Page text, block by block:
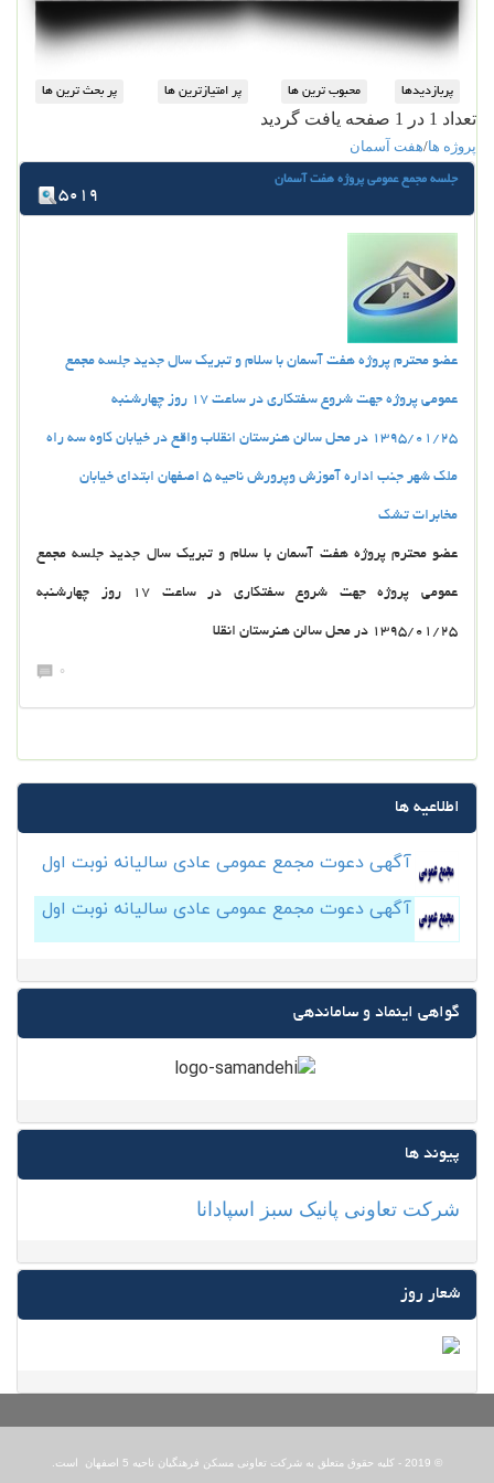
تعداد 1 در 1 صفحه یافت گردید
پروژه ها/هفت آسمان
جلسه مجمع عمومی پروژه هفت آسمان
5019
عضو محترم پروژه هفت آسمان با سلام و تبريك سال جديد جلسه مجمع
عمومي پروژه جهت شروع سفتكاري در ساعت 17 روز چهارشنبه
1395/01/25 در محل سالن هنرستان انقلاب واقع در خيابان كاوه سه راه
ملك شهر جنب اداره آموزش وپرورش ناحيه 5 اصفهان ابتداي خيابان
مخابرات تشك
عضو محترم پروژه هفت آسمان با سلام و تبريك سال جديد جلسه مجمع
عمومي پروژه جهت شروع سفتكاري در ساعت 17 روز چهارشنبه
1395/01/25 در محل سالن هنرستان انقلا
0
اطلاعیه ها
آگهی دعوت مجمع عمومی عادی سالیانه نوبت اول
آگهی دعوت مجمع عمومی عادی سالیانه نوبت اول
گواهی اینماد و ساماندهی
پیوند ها
شرکت تعاونی پانیک سبز اسپادانا
شعار روز
© 2019 - کلیه حقوق متعلق به شرکت تعاونی مسکن فرهنگیان ناحیه 5 اصفهان است.